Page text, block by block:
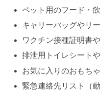
ペット用のフード・
キャリーバッグやリ
ワクチン接種証明書
排泄用トイレシート
お気に入りのおもち
緊急連絡先リスト（